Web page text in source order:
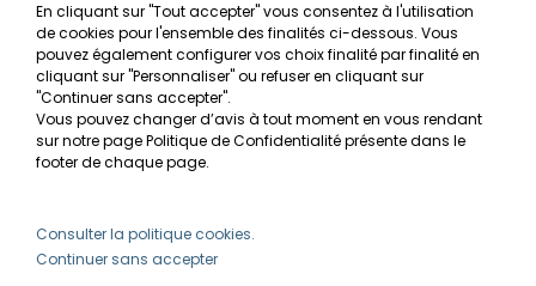
RGPD
MON COMPTE
Avantages
Créer un compte client
Besoin d'aide ?
En cliquant sur "Tout accepter" vous consentez à l'utilisation
de cookies pour l'ensemble des finalités ci-dessous. Vous
pouvez également configurer vos choix finalité par finalité en
cliquant sur "Personnaliser" ou refuser en cliquant sur
"Continuer sans accepter".
Vous pouvez changer d’avis à tout moment en vous rendant
sur notre page Politique de Confidentialité présente dans le
footer de chaque page.
Consulter la politique cookies.
Continuer sans accepter